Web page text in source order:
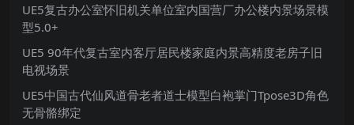
UE5复古办公室怀旧机关单位室内国营厂办公楼内景场景模
型5.0+
UE5 90年代复古室内客厅居民楼家庭内景高精度老房子旧
电视场景
UE5中国古代仙风道骨老者道士模型白袍掌门Tpose3D角色
无骨骼绑定